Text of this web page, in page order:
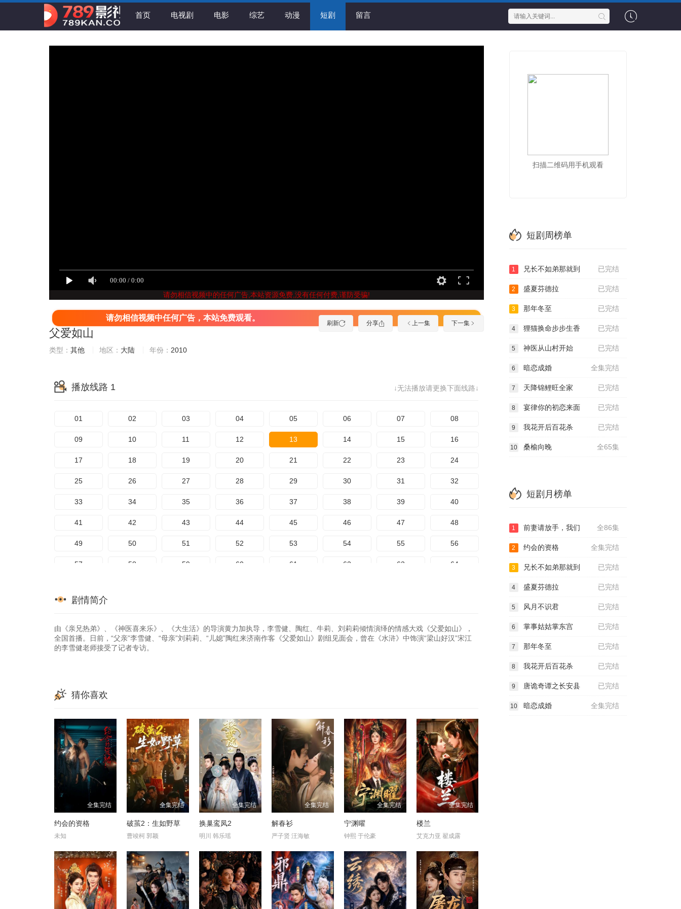
首页 电视剧 电影 综艺 动漫 短剧 留言
请勿相信视频中的任何广告,本站资源免费,没有任何付费,谨防受骗!
刷新 分享 上一集 下一集
请勿相信视频中任何广告，本站免费观看。
父爱如山
类型： 其他 地区： 大陆 年份： 2010
↓无法播放请更换下面线路↓
播放线路 1
01 02 03 04 05 06 07 08
09 10 11 12 13 14 15 16
17 18 19 20 21 22 23 24
25 26 27 28 29 30 31 32
33 34 35 36 37 38 39 40
41 42 43 44 45 46 47 48
49 50 51 52 53 54 55 56
57 58 59 60 61 62 63 64
73
81 82 83 84 85 86 87
剧情简介
由《亲兄热弟》、《神医喜来乐》、《大生活》的导演黄力加执导，李雪健、陶红、牛莉、刘莉莉倾情演绎的情感大戏《父爱如山》，
全国首播。日前，“父亲”李雪健、“母亲”刘莉莉、“儿媳”陶红来济南作客《父爱如山》剧组见面会，曾在《水浒》中饰演“梁山好汉”宋江
的李雪健老师接受了记者专访。
猜你喜欢
全集完结
约会的资格
未知
全集完结
破茧2：生如野草
曹竣柯 郭颖
全集完结
换巢鸾凤2
明川 韩乐瑶
全集完结
解春衫
严子贤 汪海敏
全集完结
宁渊曜
钟熙 于伦豪
全集完结
楼兰
艾克力亚 翟成露
扫描二维码用手机观看
短剧周榜单
已完结
1 兄长不如弟那就到
已完结
2 盛夏芬德拉
已完结
3 那年冬至
已完结
4 狸猫换命步步生香
已完结
5 神医从山村开始
全集完结
6 暗恋成婚
已完结
7 天降锦鲤旺全家
已完结
8 宴律你的初恋来面
已完结
9 我花开后百花杀
全65集
10 桑榆向晚
短剧月榜单
全86集
1 前妻请放手，我们
全集完结
2 约会的资格
已完结
3 兄长不如弟那就到
已完结
4 盛夏芬德拉
已完结
5 风月不识君
已完结
6 掌事姑姑掌东宫
已完结
7 那年冬至
已完结
8 我花开后百花杀
已完结
9 唐诡奇谭之长安县
全集完结
10 暗恋成婚